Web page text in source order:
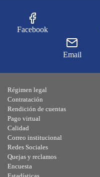
Facebook
Email
Régimen legal
Contratación
Rendición de cuentas
Pago virtual
Calidad
Correo institucional
Redes Sociales
Quejas y reclamos
Encuesta